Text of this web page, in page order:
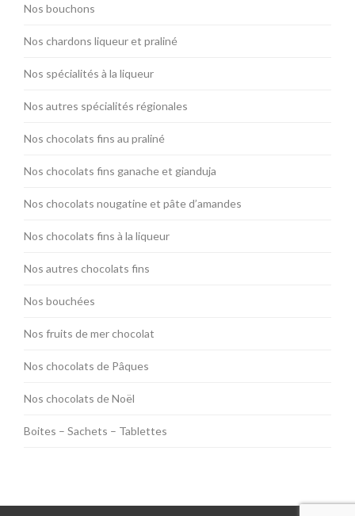
Nos bouchons
Nos chardons liqueur et praliné
Nos spécialités à la liqueur
Nos autres spécialités régionales
Nos chocolats fins au praliné
Nos chocolats fins ganache et gianduja
Nos chocolats nougatine et pâte d’amandes
Nos chocolats fins à la liqueur
Nos autres chocolats fins
Nos bouchées
Nos fruits de mer chocolat
Nos chocolats de Pâques
Nos chocolats de Noël
Boites – Sachets – Tablettes